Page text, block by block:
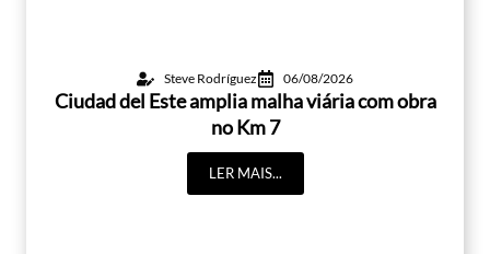
Steve Rodríguez 06/08/2026
Ciudad del Este amplia malha viária com obra
no Km 7
LER MAIS...